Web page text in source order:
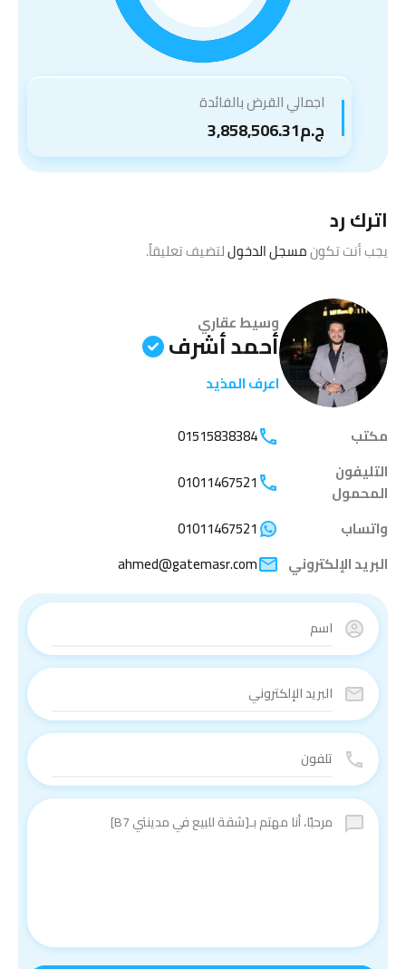
اجمالي القرض بالفائدة
ج.م3,858,506.31
اترك رد
يجب أنت تكونمسجل الدخوللتضيف تعليقاً.
وسيط عقاري
أحمد أشرف
اعرف المذيد
مكتب
01515838384
التليفون
المحمول
01011467521
واتساب
01011467521
البريد الإلكتروني
ahmed@gatemasr.com